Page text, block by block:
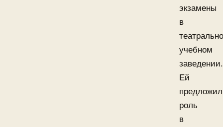
экзамены
в
учебном
заведении.
Ей
роль
в